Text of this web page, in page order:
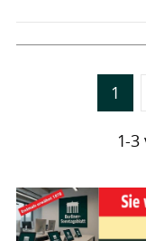
1
1-3